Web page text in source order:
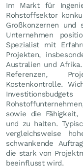
Im Markt für
Rohstoffsektor
Großkonzernen und
Unternehmen
Spezialist mit
Projekten,
Australien und
Referenzen,
Kostenkontrolle.
sowie die Fähigkeit,
und zu halten.
vergleichsweise
schwankende
die stark von
beeinflusst wird.